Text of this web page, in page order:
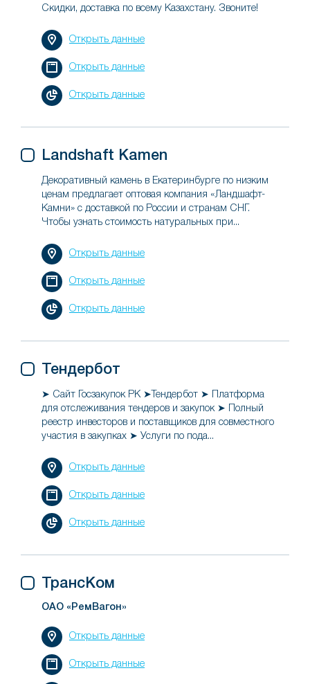
Скидки, доставка по всему Казахстану. Звоните!
Открыть данные
Открыть данные
Открыть данные
Landshaft Kamen
Декоративный камень в Екатеринбурге по низким
ценам предлагает оптовая компания «Ландшафт-
Камни» с доставкой по России и странам СНГ.
Чтобы узнать стоимость натуральных при...
Открыть данные
Открыть данные
Открыть данные
Тендербот
➤ Сайт Госзакупок РК ➤Тендербот ➤ Платформа
для отслеживания тендеров и закупок ➤ Полный
реестр инвесторов и поставщиков для совместного
участия в закупках ➤ Услуги по пода...
Открыть данные
Открыть данные
Открыть данные
ТрансКом
ОАО «РемВагон»
Открыть данные
Открыть данные